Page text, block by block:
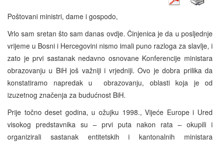
Poštovani ministri, dame i gospodo,
Vrlo sam sretan što sam danas ovdje. Činjenica je da u posljednje
vrijeme u Bosni i Hercegovini nismo imali puno razloga za slavlje, i
zato je prvi sastanak nedavno osnovane Konferencije ministara
obrazovanju u BiH još važniji i vrjedniji. Ovo je dobra prilika da
konstatiramo napredak u obrazovanju, oblasti koja je od
izuzetnog značenja za budućnost BiH.
Prije točno deset godina, u ožujku 1998., Vijeće Europe i Ured
visokog predstavnika su – prvi puta nakon rata – okupili i
organizirali sastanak entitetskih i kantonalnih ministara